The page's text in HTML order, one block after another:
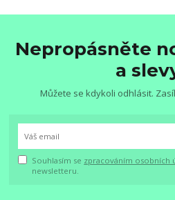
Nepropásněte
a
Můžete se kdykoli odhlásit.
Souhlasím se zpracováním osobních
newsletteru.